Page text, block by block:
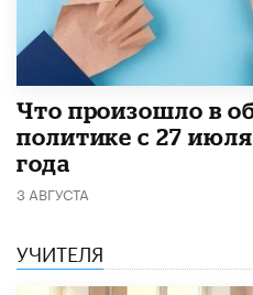
​Что произошло в
политике с 27 июля
года
3 АВГУСТА
УЧИТЕЛЯ